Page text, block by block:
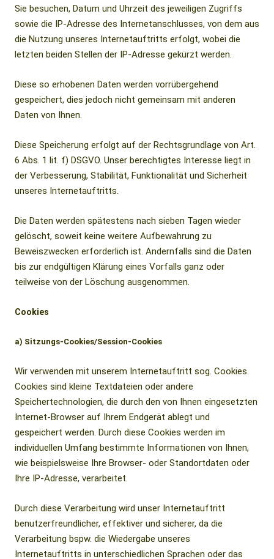
Sie besuchen, Datum und Uhrzeit des jeweiligen Zugriffs
sowie die IP-Adresse des Internetanschlusses, von dem aus
die Nutzung unseres Internetauftritts erfolgt, wobei die
letzten beiden Stellen der IP-Adresse gekürzt werden.
Diese so erhobenen Daten werden vorrübergehend
gespeichert, dies jedoch nicht gemeinsam mit anderen
Daten von Ihnen.
Diese Speicherung erfolgt auf der Rechtsgrundlage von Art.
6 Abs. 1 lit. f) DSGVO. Unser berechtigtes Interesse liegt in
der Verbesserung, Stabilität, Funktionalität und Sicherheit
unseres Internetauftritts.
Die Daten werden spätestens nach sieben Tagen wieder
gelöscht, soweit keine weitere Aufbewahrung zu
Beweiszwecken erforderlich ist. Andernfalls sind die Daten
bis zur endgültigen Klärung eines Vorfalls ganz oder
teilweise von der Löschung ausgenommen.
Cookies
a) Sitzungs-Cookies/Session-Cookies
Wir verwenden mit unserem Internetauftritt sog. Cookies.
Cookies sind kleine Textdateien oder andere
Speichertechnologien, die durch den von Ihnen eingesetzten
Internet-Browser auf Ihrem Endgerät ablegt und
gespeichert werden. Durch diese Cookies werden im
individuellen Umfang bestimmte Informationen von Ihnen,
wie beispielsweise Ihre Browser- oder Standortdaten oder
Ihre IP-Adresse, verarbeitet.
Durch diese Verarbeitung wird unser Internetauftritt
benutzerfreundlicher, effektiver und sicherer, da die
Verarbeitung bspw. die Wiedergabe unseres
Internetauftritts in unterschiedlichen Sprachen oder das